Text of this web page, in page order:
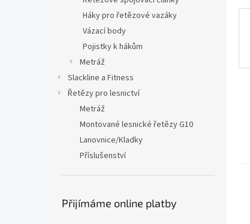
Háky pro řetězové vazáky
Vázací body
Pojistky k hákům
Metráž
Slackline a Fitness
Řetězy pro lesnictví
Metráž
Montované lesnické řetězy G10
Lanovnice/Kladky
Příslušenství
Přijímáme online platby